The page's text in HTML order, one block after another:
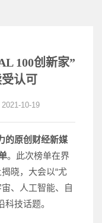
100创新家”
认可
10-19
的原创财经新媒
。此次榜单在界
晓，大会以“尤
、人工智能、自
技话题。